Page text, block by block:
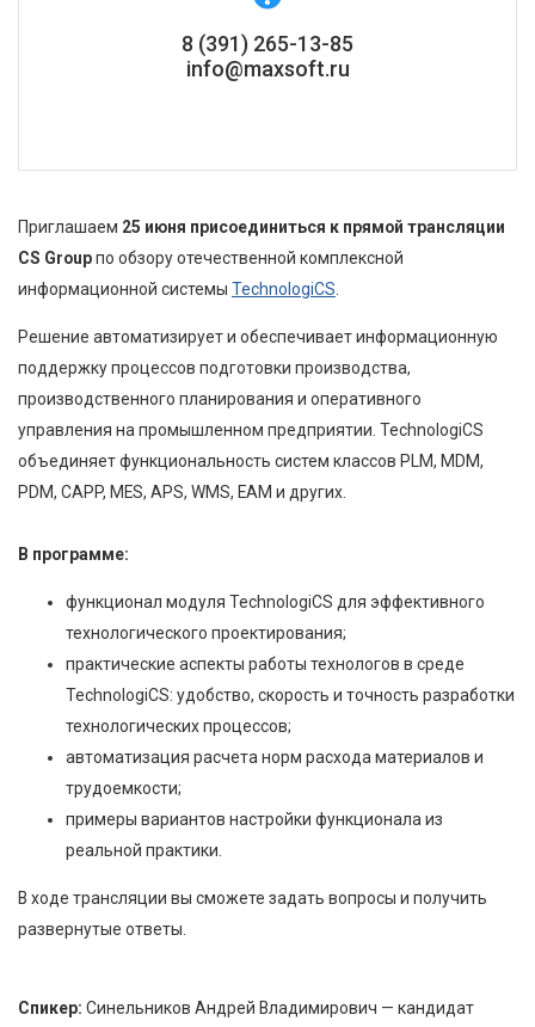
8 (391) 265-13-85
info@maxsoft.ru
Приглашаем 25 июня присоединиться к прямой трансляции
CS Groupпо обзору отечественной комплексной
информационной системы TechnologiCS
Решение автоматизирует и обеспечивает информационную
поддержку процессов подготовки производства,
производственного планирования и оперативного
управления на промышленном предприятии. TechnologiCS
объединяет функциональность систем классов PLM, MDM,
PDM, CAPP, MES, APS, WMS, EAM и других.
В программе:
функционал модуля TechnologiCS для эффективного
технологического проектирования;
практические аспекты работы технологов в среде
TechnologiCS: удобство, скорость и точность разработки
технологических процессов;
автоматизация расчета норм расхода материалов и
трудоемкости;
примеры вариантов настройки функционала из
реальной практики.
В ходе трансляции вы сможете задать вопросы и получить
развернутые ответы.
Спикер: Синельников Андрей Владимирович — кандидат